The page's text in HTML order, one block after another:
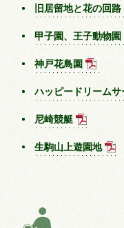
旧居留地と花の回路
甲子園、王子動物園
神戸花鳥園
ハッピードリームサ
尼崎競艇
生駒山上遊園地